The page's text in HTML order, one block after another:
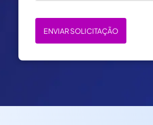
ENVIAR SOLICITAÇÃO